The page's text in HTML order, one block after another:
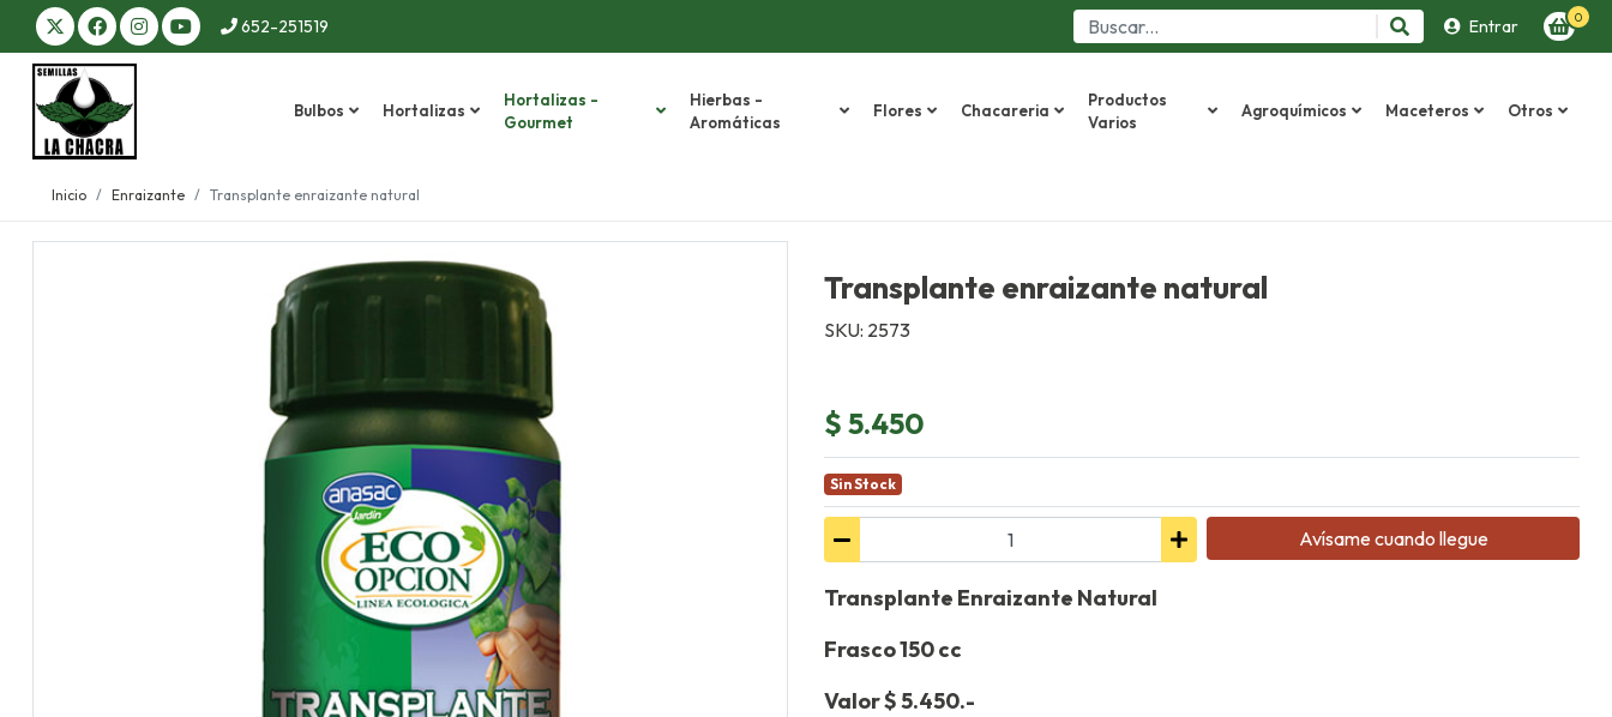
652-251519 Entrar 0
Bulbos Hortalizas
Hortalizas -
Gourmet
Hierbas -
Aromáticas
Flores Chacareria
Productos
Varios
Agroquímicos Maceteros Otros
Inicio Enraizante Transplante enraizante natural
Transplante enraizante natural
SKU: 2573
$ 5.450
Sin Stock
Avísame cuando llegue
Transplante Enraizante Natural
Frasco 150 cc
Valor $ 5.450.-